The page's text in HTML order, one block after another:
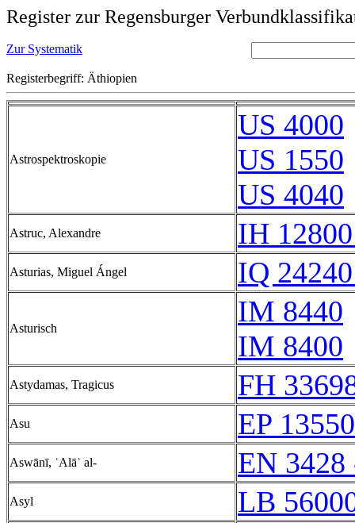
Register zur Regensburger
Zur Systematik
Registerbegriff: Äthiopien
Astrospektroskopie
US 4000
US 1550
US 4040
Astruc, Alexandre IH
Asturias, Miguel Ángel IQ
Asturisch
IM 8440
IM 8400
Astydamas, Tragicus FH
Asu EP
Aswānī, ʿAlāʾ al- EN
Asyl LB